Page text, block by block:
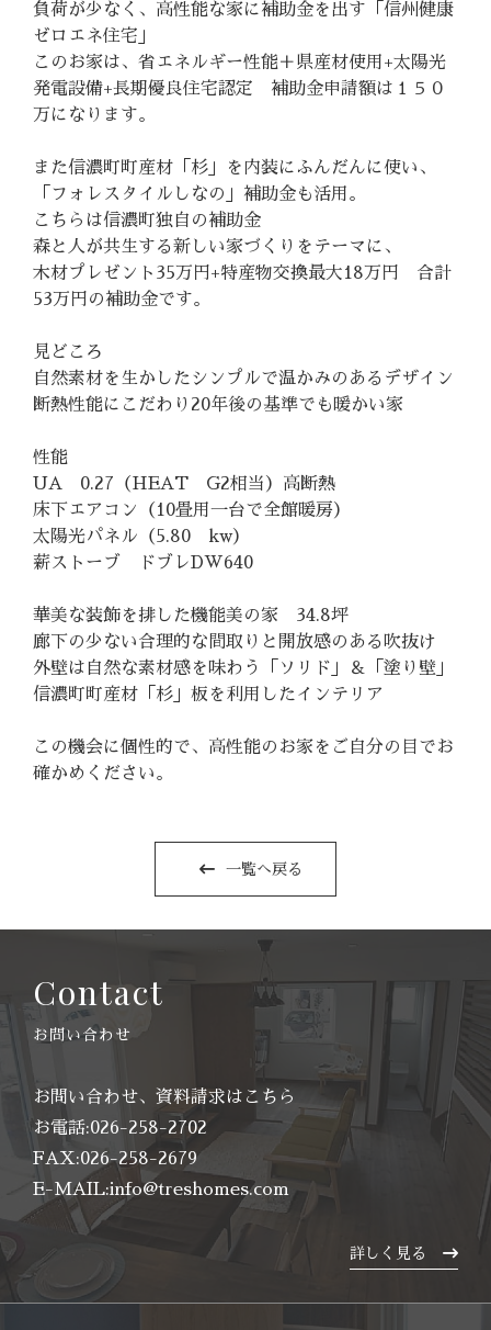
負荷が少なく、高性能な家に補助金を出す「信州健康
ゼロエネ住宅」
このお家は、省エネルギー性能＋県産材使用+太陽光
発電設備+長期優良住宅認定 補助金申請額は１５０
万になります。
また信濃町町産材「杉」を内装にふんだんに使い、
「フォレスタイルしなの」補助金も活用。
こちらは信濃町独自の補助金
森と人が共生する新しい家づくりをテーマに、
木材プレゼント35万円+特産物交換最大18万円 合計
53万円の補助金です。
見どころ
自然素材を生かしたシンプルで温かみのあるデザイン
断熱性能にこだわり20年後の基準でも暖かい家
性能
UA 0.27（HEAT G2相当）高断熱
床下エアコン（10畳用一台で全館暖房）
太陽光パネル（5.80 kw）
薪ストーブ ドブレDW640
華美な装飾を排した機能美の家 34.8坪
廊下の少ない合理的な間取りと開放感のある吹抜け
外壁は自然な素材感を味わう「ソリド」＆「塗り壁」
信濃町町産材「杉」板を利用したインテリア
この機会に個性的で、高性能のお家をご自分の目でお
確かめください。
一覧へ戻る
Contact
お問い合わせ
お問い合わせ、資料請求はこちら
お電話:026-258-2702
FAX :026-258-2679
E-MAIL:info@treshomes.com
詳しく見る